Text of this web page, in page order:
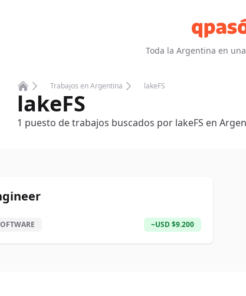
Toda la Argentina en
Home
Trabajos en Argentina lakeFS
lakeFS
1 puesto de trabajos buscados por lakeFS en
~USD$9.200